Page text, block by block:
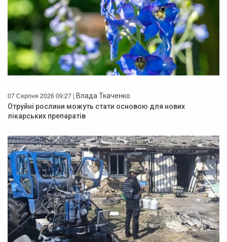
07 Серпня 2026 09:27 | Влада Ткаченко
Отруйні рослини можуть стати основою для нових
лікарських препаратів